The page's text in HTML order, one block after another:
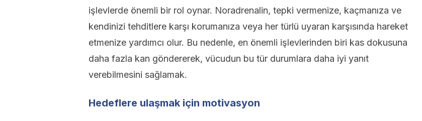
işlevlerde önemli bir rol oynar. Noradrenalin, tepki vermenize, kaçmanıza ve
kendinizi tehditlere karşı korumanıza veya her türlü uyaran karşısında hareket
etmenize yardımcı olur. Bu nedenle, en önemli işlevlerinden biri kas dokusuna
daha fazla kan göndererek, vücudun bu tür durumlara daha iyi yanıt
verebilmesini sağlamak.
Hedeflere ulaşmak için motivasyon